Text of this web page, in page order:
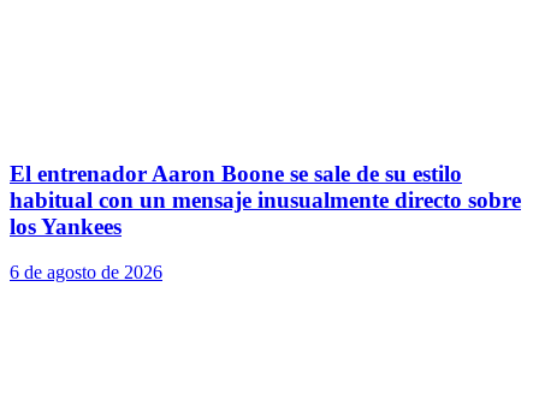
El entrenador Aaron Boone se sale de su estilo
habitual con un mensaje inusualmente directo sobre
los Yankees
6 de agosto de 2026